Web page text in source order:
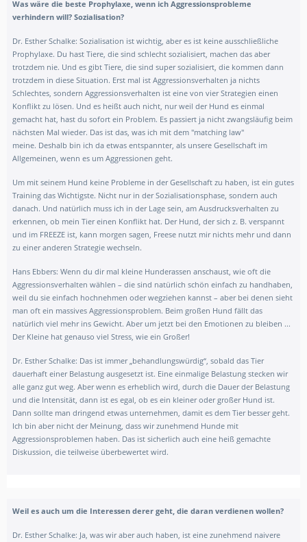
Was wäre die beste Prophylaxe, wenn ich Aggressionsprobleme
verhindern will? Sozialisation?
Dr. Esther Schalke: Sozialisation ist wichtig, aber es ist keine ausschließliche
Prophylaxe. Du hast Tiere, die sind schlecht sozialisiert, machen das aber
trotzdem nie. Und es gibt Tiere, die sind super sozialisiert, die kommen dann
trotzdem in diese Situation. Erst mal ist Aggressionsverhalten ja nichts
Schlechtes, sondern Aggressionsverhalten ist eine von vier Strategien einen
Konflikt zu lösen. Und es heißt auch nicht, nur weil der Hund es einmal
gemacht hat, hast du sofort ein Problem. Es passiert ja nicht zwangsläufig beim
nächsten Mal wieder. Das ist das, was ich mit dem "matching law"
meine. Deshalb bin ich da etwas entspannter, als unsere Gesellschaft im
Allgemeinen, wenn es um Aggressionen geht.
Um mit seinem Hund keine Probleme in der Gesellschaft zu haben, ist ein gutes
Training das Wichtigste. Nicht nur in der Sozialisationsphase, sondern auch
danach. Und natürlich muss ich in der Lage sein, am Ausdrucksverhalten zu
erkennen, ob mein Tier einen Konflikt hat. Der Hund, der sich z. B. verspannt
und im FREEZE ist, kann morgen sagen, Freese nutzt mir nichts mehr und dann
zu einer anderen Strategie wechseln.
Hans Ebbers: Wenn du dir mal kleine Hunderassen anschaust, wie oft die
Aggressionsverhalten wählen – die sind natürlich schön einfach zu handhaben,
weil du sie einfach hochnehmen oder wegziehen kannst – aber bei denen sieht
man oft ein massives Aggressionsproblem. Beim großen Hund fällt das
natürlich viel mehr ins Gewicht. Aber um jetzt bei den Emotionen zu bleiben ...
Der Kleine hat genauso viel Stress, wie ein Großer!
Dr. Esther Schalke: Das ist immer „behandlungswürdig“, sobald das Tier
dauerhaft einer Belastung ausgesetzt ist. Eine einmalige Belastung stecken wir
alle ganz gut weg. Aber wenn es erheblich wird, durch die Dauer der Belastung
und die Intensität, dann ist es egal, ob es ein kleiner oder großer Hund ist.
Dann sollte man dringend etwas unternehmen, damit es dem Tier besser geht.
Ich bin aber nicht der Meinung, dass wir zunehmend Hunde mit
Aggressionsproblemen haben. Das ist sicherlich auch eine heiß gemachte
Diskussion, die teilweise überbewertet wird.
Weil es auch um die Interessen derer geht, die daran verdienen wollen?
Dr. Esther Schalke: Ja, was wir aber auch haben, ist eine zunehmend naivere